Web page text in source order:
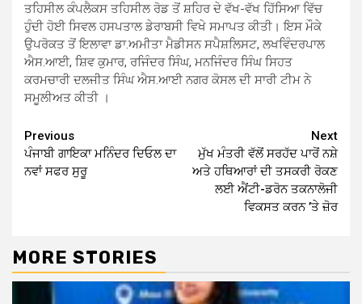
ਤਹਿਸੀਲ ਕੰਪਲੈਕਸ ਤਹਿਸੀਲ ਰੋਡ ਤੋਂ ਸ਼ਹਿਰ ਦੇ ਵੱਖ-ਵੱਖ ਹਿੱਸਿਆ ਵਿੱਚ
ਹੁੰਦੀ ਹੋਈ ਸਿਵਲ ਹਸਪਤਾਲ ਡੇਰਾਬਸੀ ਵਿਖੇ ਸਮਾਪਤ ਕੀਤੀ। ਇਸ ਮੌਕੇ
ਉਪਰੋਕਤ ਤੋਂ ਇਲਾਵਾ ਡਾ.ਅਮੀਤਾ ਮੈਡੀਸਨ ਸਪੈਸ਼ਲਿਸਟ, ਲਖਵਿੰਦਰਪਾਲ
ਐਸ.ਆਈ, ਸ਼ਿਵ ਕੁਮਾਰ, ਰਜਿੰਦਰ ਸਿੰਘ, ਮਨਜਿੰਦਰ ਸਿੰਘ ਸਿਹਤ
ਕਰਮਚਾਰੀ ਦਲਜੀਤ ਸਿੰਘ ਐਸ.ਆਈ ਨਗਰ ਕੋਸਲ ਦੀ ਸਾਰੀ ਟੀਮ ਨੇ
ਸਮੂਲੀਅਤ ਕੀਤੀ ।
Continue
Reading
Previous
ਪੰਜਾਬੀ ਗਾਇਕਾ ਮਨਿੰਦਰ ਦਿਓਲ ਦਾ
ਨਵਾਂ ਸਫਰ ਸੁਰੂ
Next
ਮੁੱਖ ਮੰਤਰੀ ਵੱਲੋਂ ਸਰਹੱਦ ਪਾਰੋਂ ਨਸ਼ੇ
ਅਤੇ ਹਥਿਆਰਾਂ ਦੀ ਤਸਕਰੀ ਰੋਕਣ
ਲਈ ਐਂਟੀ-ਡਰੋਨ ਤਕਨਾਲੋਜੀ
ਵਿਕਸਤ ਕਰਨ ’ਤੇ ਜ਼ੋਰ
MORE STORIES